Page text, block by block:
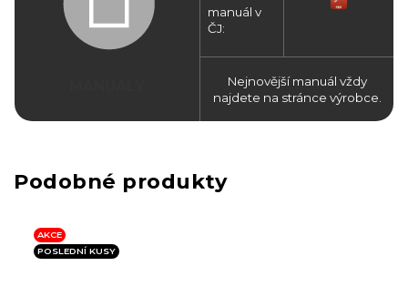
manuál v
ČJ:
Nejnovější manuál vždy
najdete na stránce výrobce.
AKCE
POSLEDNÍ KUSY